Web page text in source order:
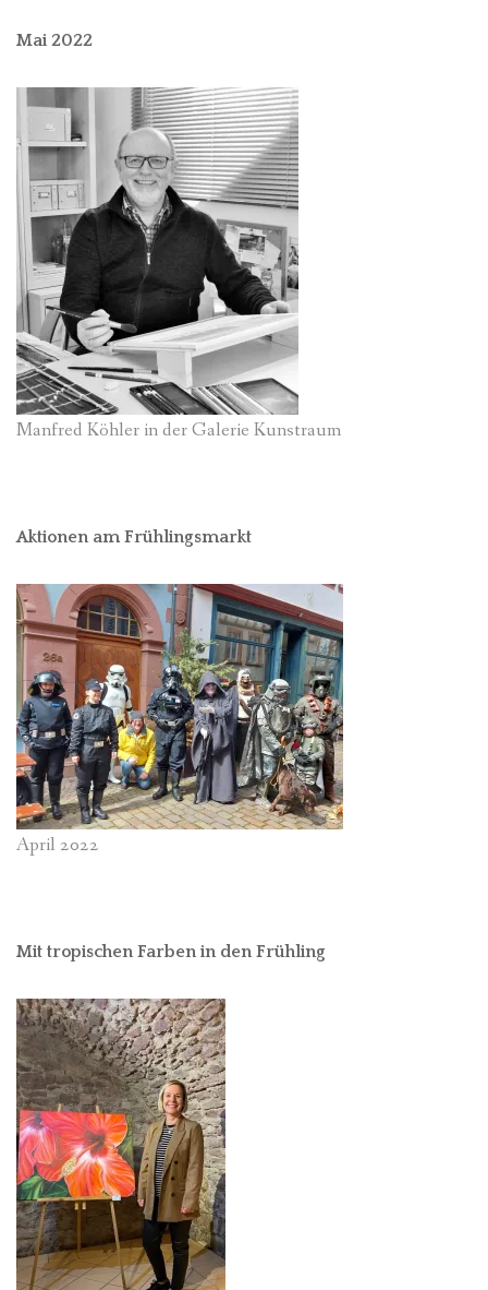
Mai 2022
Manfred Köhler in der Galerie Kunstraum
Aktionen am Frühlingsmarkt
April 2022
Mit tropischen Farben in den Frühling